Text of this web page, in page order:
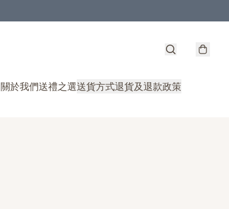
關於我們送禮之選送貨方式退貨及退款政策